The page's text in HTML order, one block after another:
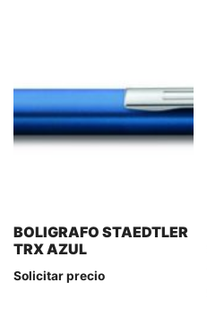
BOLIGRAFO STAEDTLER
TRX AZUL
Solicitar precio